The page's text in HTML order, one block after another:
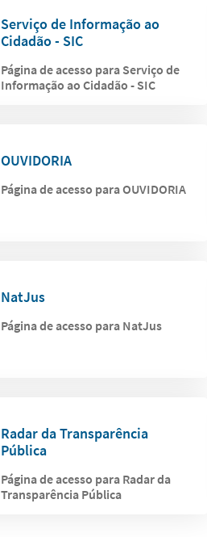
Serviço de Informação ao
Cidadão - SIC
Página de acesso para Serviço de
Informação ao Cidadão - SIC
OUVIDORIA
Página de acesso para OUVIDORIA
NatJus
Página de acesso para NatJus
Radar da Transparência
Pública
Página de acesso para Radar da
Transparência Pública